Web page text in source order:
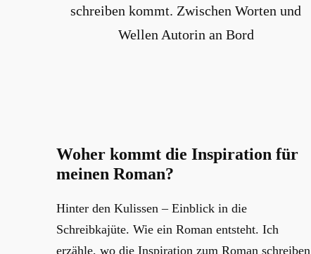
Woher kommt die Inspiration für
meinen Roman?
Hinter den Kulissen – Einblick in die
Schreibkajüte. Wie ein Roman entsteht. Ich
erzähle, wo die Inspiration zum Roman schreiben